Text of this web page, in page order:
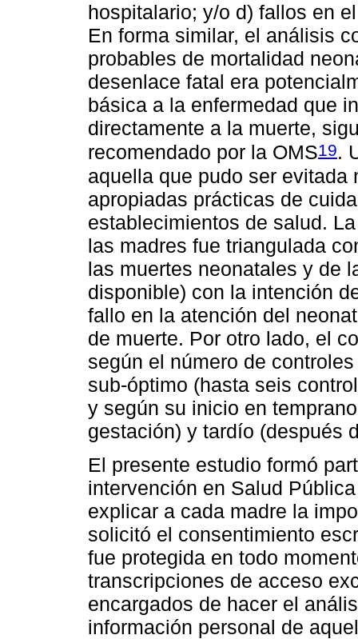
hospitalario; y/o d) fallos en
En forma similar, el análisis
probables de mortalidad
desenlace fatal era
básica a la enfermedad que
directamente a la muerte,
recomendado por la OMS19.
aquella que pudo ser
apropiadas prácticas de
establecimientos de salud.
las madres fue triangulada
las muertes neonatales y de
disponible) con la intención
fallo en la atención del
de muerte. Por otro lado, el
según el número de
sub-óptimo (hasta seis
y según su inicio en
gestación) y tardío (después
El presente estudio formó
intervención en Salud
explicar a cada madre la
solicitó el consentimiento
fue protegida en todo
transcripciones de acceso
encargados de hacer el
información personal de